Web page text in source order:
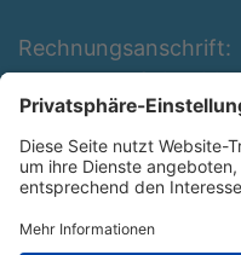
Rechnungsanschrift:
mechatron
Rottenbergerstraße 3
3681 Hofamt Priel
T: +43 7414 201010